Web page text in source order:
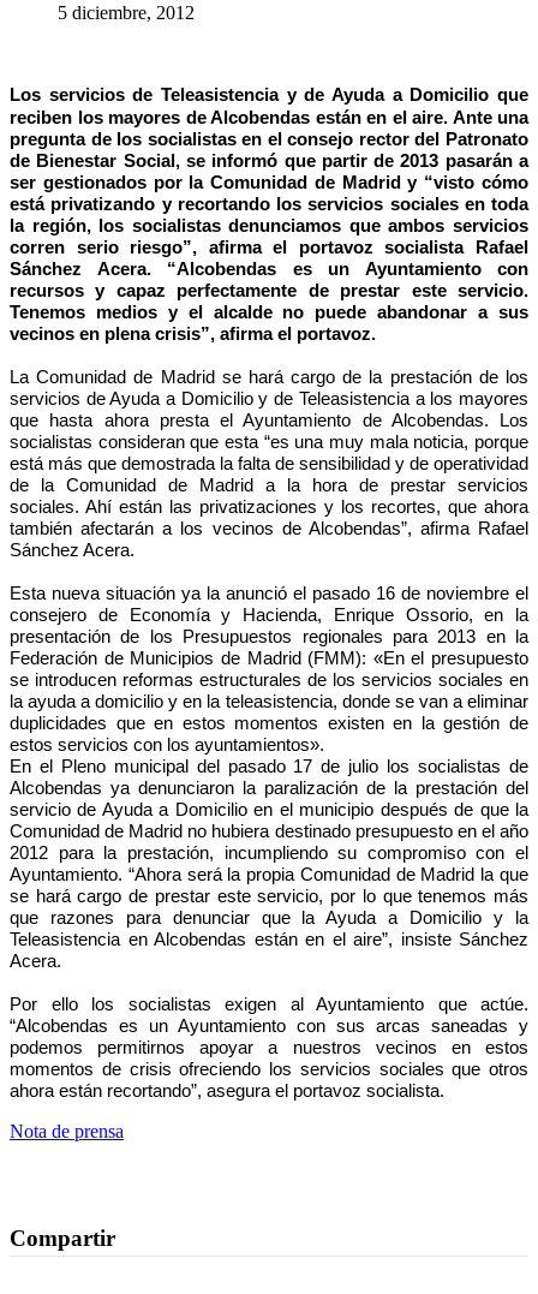
5 diciembre, 2012
Los servicios de Teleasistencia y de Ayuda a Domicilio que
reciben los mayores de Alcobendas están en el aire. Ante una
pregunta de los socialistas en el consejo rector del Patronato
de Bienestar Social, se informó que partir de 2013 pasarán a
ser gestionados por la Comunidad de Madrid y “visto cómo
está privatizando y recortando los servicios sociales en toda
la región, los socialistas denunciamos que ambos servicios
corren serio riesgo”, afirma el portavoz socialista Rafael
Sánchez Acera. “Alcobendas es un Ayuntamiento con
recursos y capaz perfectamente de prestar este servicio.
Tenemos medios y el alcalde no puede abandonar a sus
vecinos en plena crisis”, afirma el portavoz.
La Comunidad de Madrid se hará cargo de la prestación de los
servicios de Ayuda a Domicilio y de Teleasistencia a los mayores
que hasta ahora presta el Ayuntamiento de Alcobendas. Los
socialistas consideran que esta “es una muy mala noticia, porque
está más que demostrada la falta de sensibilidad y de operatividad
de la Comunidad de Madrid a la hora de prestar servicios
sociales. Ahí están las privatizaciones y los recortes, que ahora
también afectarán a los vecinos de Alcobendas”, afirma Rafael
Sánchez Acera.
Esta nueva situación ya la anunció el pasado 16 de noviembre el
consejero de Economía y Hacienda,
Enrique Ossorio, en la
presentación de los
Presupuestos regionales para 2013 en la
Federación de Municipios de Madrid (FMM): «En el presupuesto
se introducen reformas estructurales de los servicios sociales en
la ayuda a domicilio y en la teleasistencia, donde se van a eliminar
duplicidades que en estos momentos existen en la gestión de
estos servicios con los ayuntamientos».
En el Pleno municipal del pasado 17 de julio los socialistas de
Alcobendas ya denunciaron la paralización de la prestación del
servicio de Ayuda a Domicilio en el municipio después de que la
Comunidad de Madrid no hubiera destinado presupuesto en el año
2012 para la prestación, incumpliendo su compromiso con el
Ayuntamiento. “Ahora será la propia Comunidad de Madrid la que
se hará cargo de prestar este servicio, por lo que tenemos más
que razones para denunciar que la Ayuda a Domicilio y la
Teleasistencia en Alcobendas están en el aire”, insiste Sánchez
Acera.
Por ello los socialistas exigen al Ayuntamiento que actúe.
“Alcobendas es un Ayuntamiento con sus arcas saneadas y
podemos permitirnos apoyar a nuestros vecinos en estos
momentos de crisis ofreciendo los servicios sociales que otros
ahora están recortando”, asegura el portavoz socialista.
Nota de prensa
Compartir